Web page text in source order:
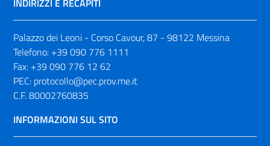
INDIRIZZI E RECAPITI
Palazzo dei Leoni - Corso Cavour, 87 - 98122 Messina
Telefono: +39 090 776 1111
Fax: +39 090 776 12 62
PEC: protocollo@pec.prov.me.it
C.F. 80002760835
INFORMAZIONI SUL SITO